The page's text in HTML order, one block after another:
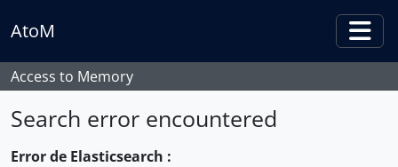
AtoM
Access to Memory
Search error encountered
Error de Elasticsearch :